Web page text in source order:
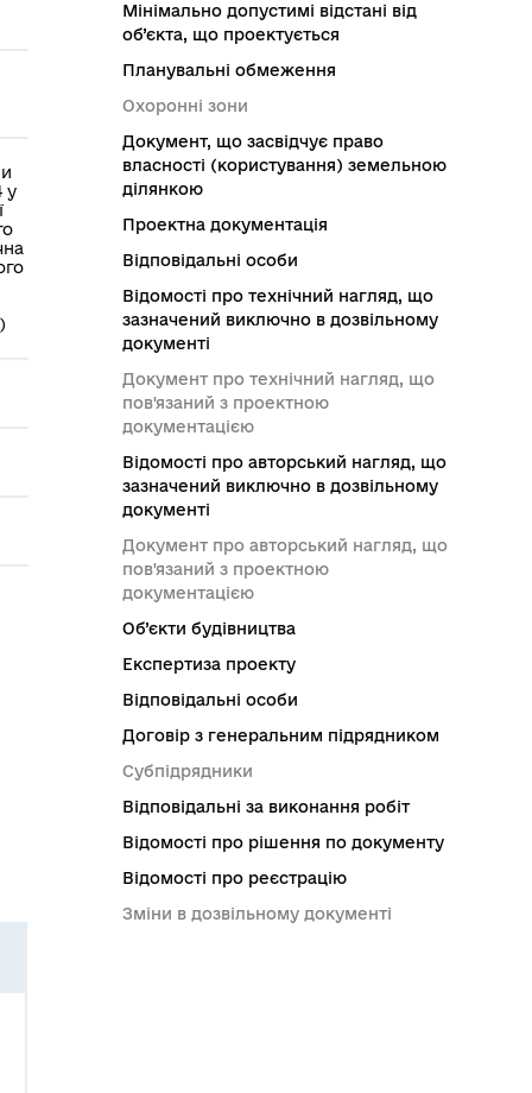
у
Мінімально допустимі відстані від
об’єкта, що проектується
Планувальні обмеження
Охоронні зони
Документ, що засвідчує право
власності (користування) земельною
ділянкою
Проектна документація
Відповідальні особи
Відомості про технічний нагляд, що
зазначений виключно в дозвільному
документі
Документ про технічний нагляд, що
пов'язаний з проектною
документацією
Відомості про авторський нагляд, що
зазначений виключно в дозвільному
документі
Документ про авторський нагляд, що
пов'язаний з проектною
документацією
Об’єкти будівництва
Експертиза проекту
Відповідальні особи
Договір з генеральним підрядником
Субпідрядники
Відповідальні за виконання робіт
Відомості про рішення по документу
Відомості про реєстрацію
Зміни в дозвільному документі